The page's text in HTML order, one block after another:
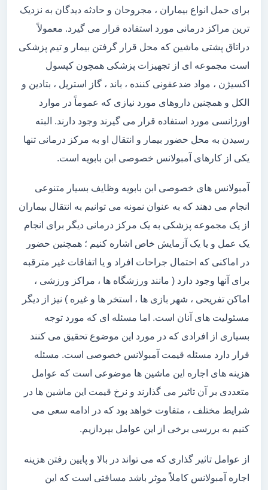
برای حمل انواع بیماران ، مجروحان و حادثه دیدگان به نزدیک
ترین مراکز درمانی مورد استفاده قرار می گیرد. معمولاً
دراتاق پشتی ماشین که محل قرار گرفتن بیمار و تیم پزشکی
است مجموعه ای از تجهیزات پزشکی همچون کپسول
اکسیژن ، مواد ضدعفونی کننده ، باند ، گاز استریل ، بتادین و
الکل و همچنین داروهای مورد نیازی که عموماً در موارد
اورژانسی مورد استفاده قرار می گیرند وجود دارند. البته
رسیدن به محل حضور بیمار و انتقال او به مرکز درمانی تنها
یکی از کارهای آمبولانس خصوصی ابن بابویه است.
آمبولانس های خصوصی ابن بابویه وظایف بسیار متنوعی
انجام می دهند که به عنوان نمونه می توانیم به انتقال بیماران
از یک مجموعه پزشکی به یک مرکز درمانی دیگر برای انجام
یک عمل و یا یک آزمایش خاص اشاره کنیم ؛ همچنین حضور
در اماکنی که احتمال جراحات افراد و یا اتفاقات غیر مترقبه
برای آنها وجود دارد ( مانند ورزشگاه ها ، مراکز ورزشی ،
اماکن تفریحی ، شهر بازی ها ، استخر ها و غیره ) نیز از دیگر
مسئولیت های آنان است. اما مسئله ای که مورد توجه
بسیاری از افرادی که در مورد این موضوع تحقیق می کنند
قرار دارد مسئله قیمت آمبولانس خصوصی است. مسئله
هزینه های اجاره این ماشین ها موضوعی است که عوامل
متعددی بر آن تاثیر می گذارند و نرخ قیمت این ماشین ها در
شرایط مختلف ، متفاوت خواهد بود که در ادامه سعی می
کنیم به بررسی برخی از این عوامل بپردازیم.
از عوامل تاثیر گذاری که می تواند در بالا و پایین رفتن هزینه
اجاره آمبولانس کاملاً موثر باشد مسافتی است که این